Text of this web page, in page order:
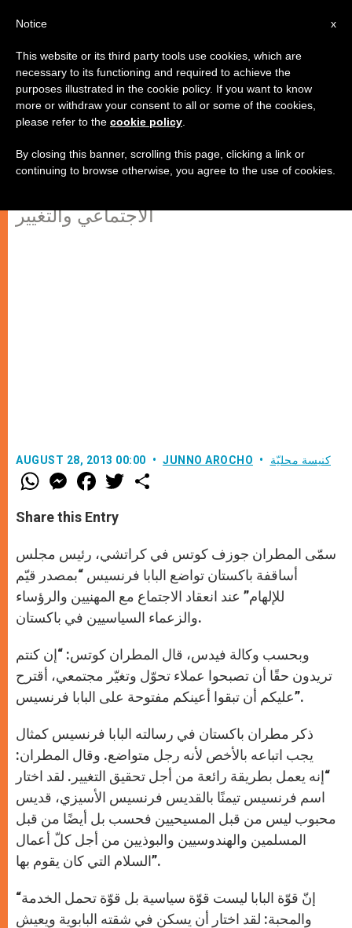
مطران باكستان: البابا فرنسيس هو
مصدر قيّم للإلهام
الاجتماعي والتغيير
AUGUST 28, 2013 00:00 JUNNO AROCHO كنيسة محليّة
W
h
t
s
p
p
M
e
s
e
g
e
r
F
a
e
b
k
w
r
Share this Entry
سمّى المطران جوزف كوتس في كراتشي، رئيس مجلس
أساقفة باكستان تواضع البابا فرنسيس “بمصدر قيّم
للإلهام” عند انعقاد الاجتماع مع المهنيين والرؤساء
والزعماء السياسيين في باكستان.
وبحسب وكالة فيدس، قال المطران كوتس: “إن كنتم
تريدون حقًا أن تصبحوا عملاء تحوّل وتغيّر مجتمعي، أقترح
عليكم أن تبقوا أعينكم مفتوحة على البابا فرنسيس”.
ذكر مطران باكستان في رسالته البابا فرنسيس كمثال
يجب اتباعه بالأخص لأنه رجل متواضع. وقال المطران:
“إنه يعمل بطريقة رائعة من أجل تحقيق التغيير. لقد اختار
اسم فرنسيس تيمنًا بالقديس فرنسيس الأسيزي، قديس
محبوب ليس من قبل المسيحيين فحسب بل أيضًا من قبل
المسلمين والهندوسيين والبوذيين من أجل كلّ أعمال
السلام التي كان يقوم بها”.
“إنّ قوّة البابا ليست قوّة سياسية بل قوّة تحمل الخدمة
والمحبة: لقد اختار أن يسكن في شقته البابوية ويعيش
x
Notice
This website or its third party tools use cookies, which are
necessary to its functioning and required to achieve the
purposes illustrated in the cookie policy. If you want to know
more or withdraw your consent to all or some of the cookies,
please refer to the cookie policy
By closing this banner, scrolling this page, clicking a link or
continuing to browse otherwise, you agree to the use of cookies.